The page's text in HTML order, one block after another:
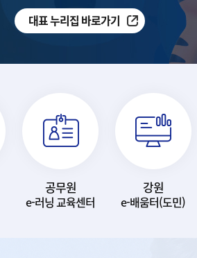
2023-02-15
대표 누리집 바로가기
공무원
e-러닝 교육센터
강원
e-배움터(도민)